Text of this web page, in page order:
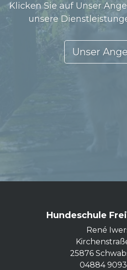
Klicken Sie auf Unser
unsere
Unser
Hundeschule
René
25876
04884